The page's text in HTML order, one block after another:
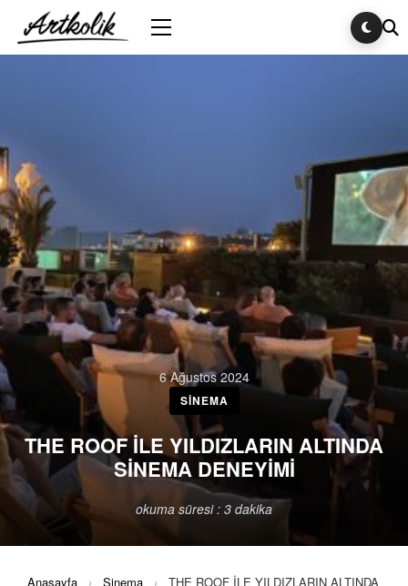
6 Ağustos 2024
SINEMA
THE ROOF İLE YILDIZLARIN ALTINDA
SİNEMA DENEYİMİ
okuma süresi : 3 dakika
Anasayfa › Sinema ›
THE ROOF İLE YILDIZLARIN ALTINDA